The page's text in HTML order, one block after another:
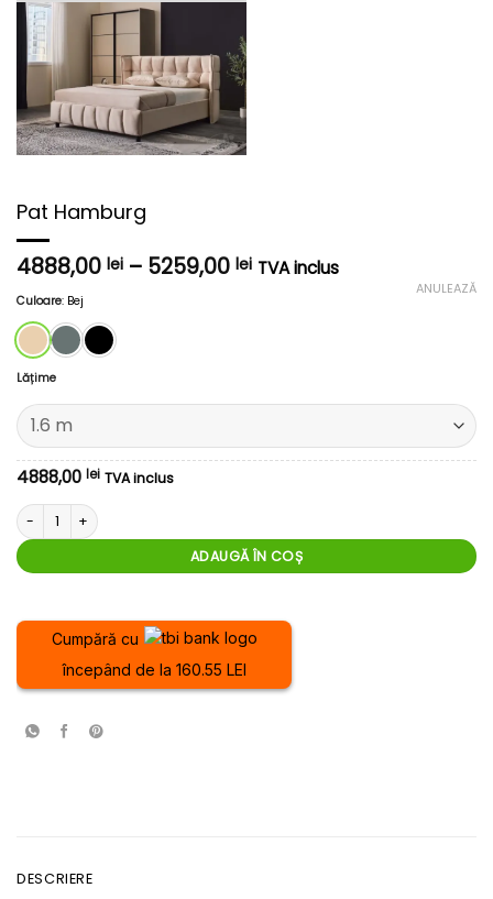
Pat Hamburg
4888,00 lei – 5259,00 leiInterval
TVA inclus
Culoare: Bej
Lățime
ANULEAZĂ
4888,00 lei TVA inclus
Cantitate Pat Hamburg
ADAUGĂ ÎN COȘ
Cumpără cu
începând de la 160.55 LEI
DESCRIERE